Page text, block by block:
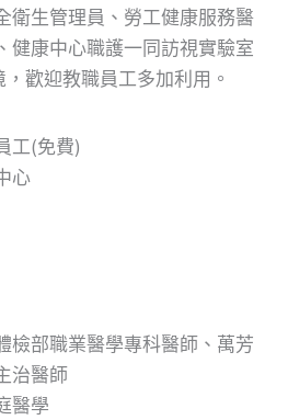
衛生管理員、勞工健康服務醫
健康中心職護一同訪視實驗室
歡迎教職員工多加利用。
工(免費)
心
檢部職業醫學專科醫師、萬芳
治醫師
醫學